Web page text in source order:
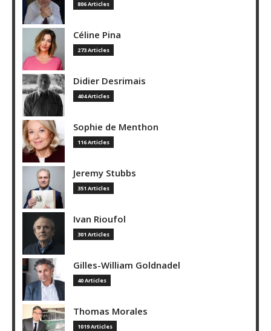
806 Articles
Céline Pina
273 Articles
Didier Desrimais
404 Articles
Sophie de Menthon
116 Articles
Jeremy Stubbs
351 Articles
Ivan Rioufol
301 Articles
Gilles-William Goldnadel
40 Articles
Thomas Morales
1019 Articles